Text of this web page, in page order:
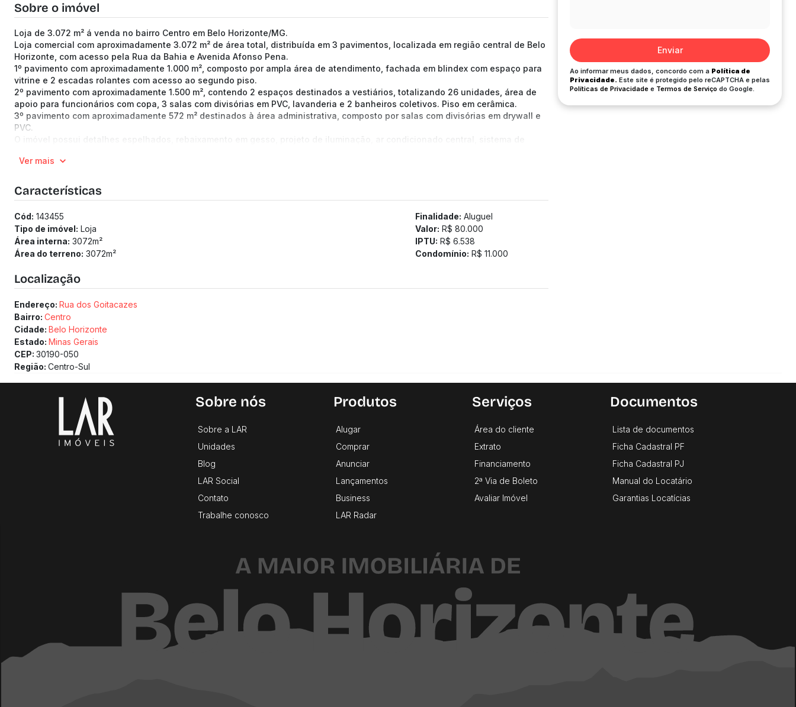
Sobre o imóvel
Loja de 3.072 m² á venda no bairro Centro em Belo Horizonte/MG.
Loja comercial com aproximadamente 3.072 m² de área total, distribuída em 3 pavimentos, localizada em região central de Belo
Horizonte, com acesso pela Rua da Bahia e Avenida Afonso Pena.
1º pavimento com aproximadamente 1.000 m², composto por ampla área de atendimento, fachada em blindex com espaço para
vitrine e 2 escadas rolantes com acesso ao segundo piso.
2º pavimento com aproximadamente 1.500 m², contendo 2 espaços destinados a vestiários, totalizando 26 unidades, área de
apoio para funcionários com copa, 3 salas com divisórias em PVC, lavanderia e 2 banheiros coletivos. Piso em cerâmica.
3º pavimento com aproximadamente 572 m² destinados à área administrativa, composto por salas com divisórias em drywall e
PVC.
O imóvel possui detalhes espelhados, rebaixamento em gesso, projeto de iluminação, ar condicionado central, sistema de
Localização com grande fluxo de pedestres e veículos, próxima a restaurantes, farmácias, supermercados, bancos, comércios e
Imóvel adequado para grandes operações comerciais, instituições, academias, centros corporativos, lojas de departamento e
diferentes segmentos empresariais.
(Os preços e informações poderão sofrer mudanças. Solicitamos a confirmação com nossa equipe).
Ver mais
Características
Cód: 143455
Tipo de imóvel: Loja
Área interna: 3072m²
Área do terreno: 3072m²
Finalidade: Aluguel
Valor: R$ 80.000
IPTU: R$ 6.538
Condomínio: R$ 11.000
Localização
Endereço: Rua dos Goitacazes
Bairro: Centro
Cidade: Belo Horizonte
Estado: Minas Gerais
CEP: 30190-050
Região: Centro-Sul
Enviar
Ao informar meus dados, concordo com a Política de
Privacidade. Este site é protegido pelo reCAPTCHA e pelas
Políticas de Privacidade e Termos de Serviço do Google.
Sobre nós
Sobre a LAR
Unidades
Blog
LAR Social
Contato
Trabalhe conosco
Produtos
Alugar
Comprar
Anunciar
Lançamentos
Business
LAR Radar
Serviços
Área do cliente
Extrato
Financiamento
2ª Via de Boleto
Avaliar Imóvel
Documentos
Lista de documentos
Ficha Cadastral PF
Ficha Cadastral PJ
Manual do Locatário
Garantias Locatícias